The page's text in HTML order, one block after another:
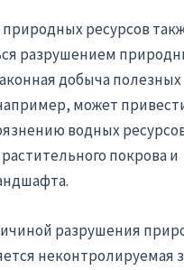
природных ресурсов
разрушением
добыча полезных
может
водных
покрова и
разрушения
неконтролируемая